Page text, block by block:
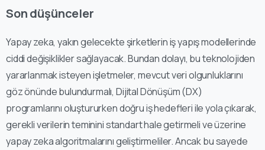
Son düşünceler
Yapay zeka, yakın gelecekte şirketlerin iş yapış modellerinde
ciddi değişiklikler sağlayacak. Bundan dolayı, bu teknolojiden
yararlanmak isteyen işletmeler, mevcut veri olgunluklarını
göz önünde bulundurmalı, Dijital Dönüşüm (DX)
programlarını oluştururken doğru iş hedefleri ile yola çıkarak,
gerekli verilerin teminini standart hale getirmeli ve üzerine
yapay zeka algoritmalarını geliştirmeliler. Ancak bu sayede